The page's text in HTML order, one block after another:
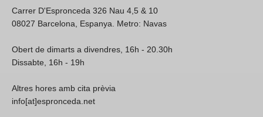
Carrer D'Espronceda 326 Nau 4,5 & 10
08027 Barcelona, Espanya. Metro: Navas
Obert de dimarts a divendres, 16h - 20.30h
Dissabte, 16h - 19h
Altres hores amb cita prèvia
info[at]espronceda.net